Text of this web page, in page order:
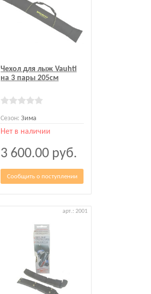
Чехол для лыж Vauhti
на 3 пары 205см
Сезон: Зима
Нет в наличии
3 600.00 руб.
Сообщить о поступлении
арт.: 2001